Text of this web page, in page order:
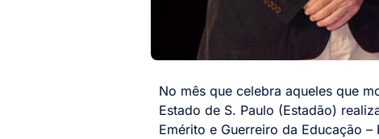
No mês que celebra aqueles que
Estado de S. Paulo (Estadão)
Emérito e Guerreiro da Educação